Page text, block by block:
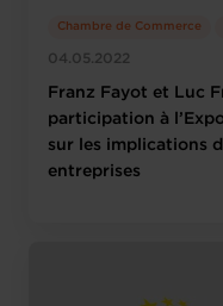
04.05.2022
Chambre de Commerce
Franz Fayot et Luc
participation à
sur les implications
entreprises